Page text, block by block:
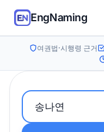
EngNaming
여권법·시행령 근거